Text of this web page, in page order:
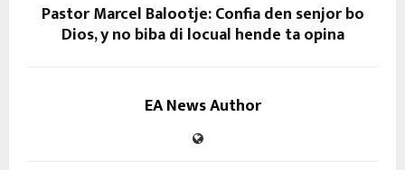
Pastor Marcel Balootje: Confia den senjor bo
Dios, y no biba di locual hende ta opina
EA News Author